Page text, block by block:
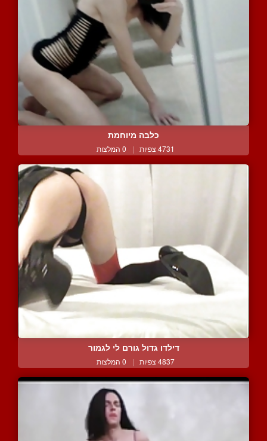
כלבה מיוחמת
4731 צפיות | 0 המלצות
דילדו גדול גורם לי לגמור
4837 צפיות | 0 המלצות